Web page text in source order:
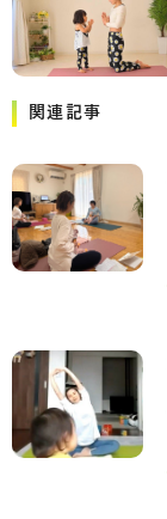
関連記事